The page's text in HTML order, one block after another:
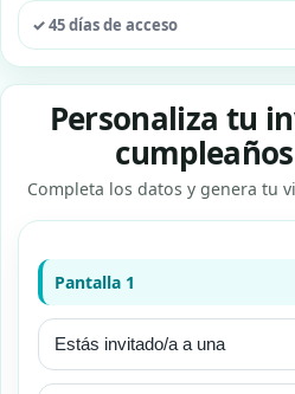
✓ 45 días de acceso
Personaliza tu
Completa los datos y genera tu
Pantalla 1